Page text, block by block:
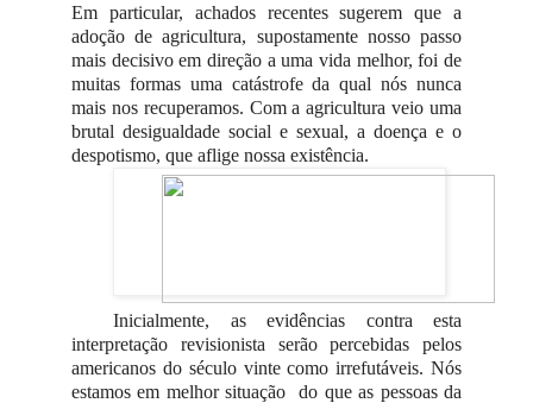
Em particular, achados recentes sugerem que a
adoção de agricultura, supostamente nosso passo
mais decisivo em direção a uma vida melhor, foi de
muitas formas uma catástrofe da qual nós nunca
mais nos recuperamos. Com a agricultura veio uma
brutal desigualdade social e sexual, a doença e o
despotismo, que aflige nossa existência.
Inicialmente, as evidências contra esta
interpretação revisionista serão percebidas pelos
americanos do século vinte como irrefutáveis. Nós
estamos em melhor situação do que as pessoas da